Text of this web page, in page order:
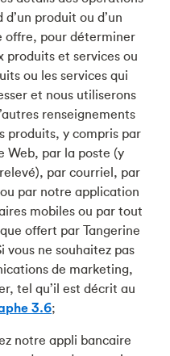
produit ou d’un
offre, pour déterminer
produits et services ou
ou les services qui
et nous utiliserons
renseignements
produits, y compris par
Web, par la poste (y
par courriel, par
par notre application
mobiles ou par tout
offert par Tangerine
vous ne souhaitez pas
de marketing,
tel qu’il est décrit au
3.6;
notre appli bancaire